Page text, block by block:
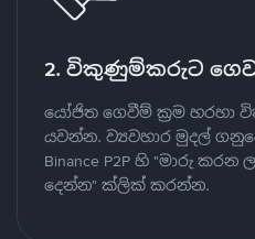
2. විකුණුම්කරුට
යෝජිත ගෙවීම් ක්‍රම හරහා
යවන්න. ව්‍යවහාර මුදල්
Binance P2P හි "මාරු
දෙන්න" ක්ලික් කරන්න.